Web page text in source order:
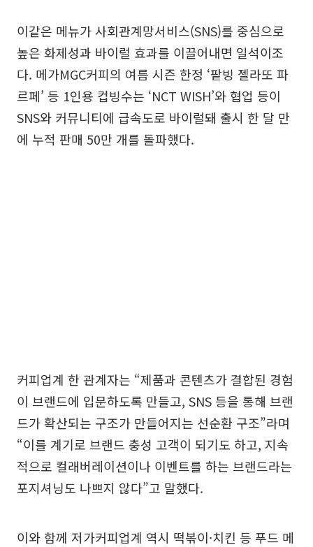
이같은 메뉴가 사회관계망서비스(SNS)를 중심으로
높은 화제성과 바이럴 효과를 이끌어내면 일석이조
다. 메가MGC커피의 여름 시즌 한정 ‘팥빙 젤라또 파
르페’ 등 1인용 컵빙수는 ‘NCT WISH’와 협업 등이
SNS와 커뮤니티에 급속도로 바이럴돼 출시 한 달 만
에 누적 판매 50만 개를 돌파했다.
커피업계 한 관계자는 “제품과 콘텐츠가 결합된 경험
이 브랜드에 입문하도록 만들고, SNS 등을 통해 브랜
드가 확산되는 구조가 만들어지는 선순환 구조”라며
“이를 계기로 브랜드 충성 고객이 되기도 하고, 지속
적으로 컬래버레이션이나 이벤트를 하는 브랜드라는
포지셔닝도 나쁘지 않다”고 말했다.
이와 함께 저가커피업계 역시 떡볶이·치킨 등 푸드 메